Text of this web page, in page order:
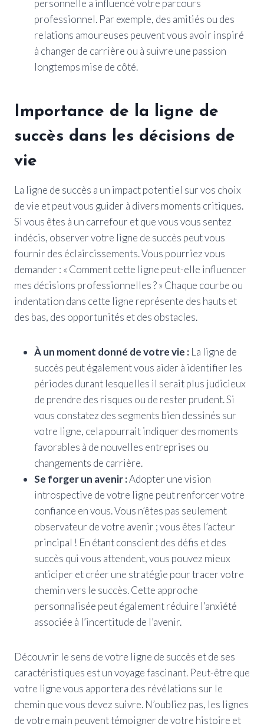
personnelle a influencé votre parcours
professionnel. Par exemple, des amitiés ou des
relations amoureuses peuvent vous avoir inspiré
à changer de carrière ou à suivre une passion
longtemps mise de côté.
Importance de la ligne de
succès dans les décisions de
vie
La ligne de succès a un impact potentiel sur vos choix
de vie et peut vous guider à divers moments critiques.
Si vous êtes à un carrefour et que vous vous sentez
indécis, observer votre ligne de succès peut vous
fournir des éclaircissements. Vous pourriez vous
demander : « Comment cette ligne peut-elle influencer
mes décisions professionnelles ? » Chaque courbe ou
indentation dans cette ligne représente des hauts et
des bas, des opportunités et des obstacles.
À un moment donné de votre vie : La ligne de
succès peut également vous aider à identifier les
périodes durant lesquelles il serait plus judicieux
de prendre des risques ou de rester prudent. Si
vous constatez des segments bien dessinés sur
votre ligne, cela pourrait indiquer des moments
favorables à de nouvelles entreprises ou
changements de carrière.
Se forger un avenir :Adopter une vision
introspective de votre ligne peut renforcer votre
confiance en vous. Vous n’êtes pas seulement
observateur de votre avenir ; vous êtes l’acteur
principal ! En étant conscient des défis et des
succès qui vous attendent, vous pouvez mieux
anticiper et créer une stratégie pour tracer votre
chemin vers le succès. Cette approche
personnalisée peut également réduire l’anxiété
associée à l’incertitude de l’avenir.
Découvrir le sens de votre ligne de succès et de ses
caractéristiques est un voyage fascinant. Peut-être que
votre ligne vous apportera des révélations sur le
chemin que vous devez suivre. N’oubliez pas, les lignes
de votre main peuvent témoigner de votre histoire et